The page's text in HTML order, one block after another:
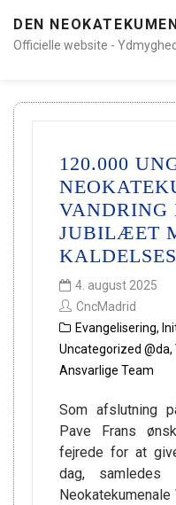
DEN
Officielle website -
120.000
VANDRING
JUBILÆET
4. august 2025
CncMadrid
Evangelisering,
Uncategorized @da,
Ansvarlige Team
Som afslutning
Pave Frans
fejrede for at
dag,